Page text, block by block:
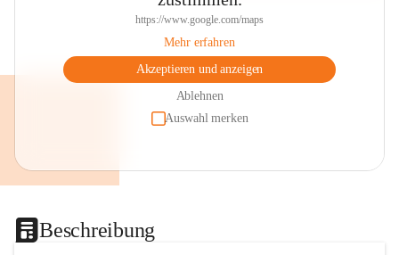
https://www.google.com/maps
Mehr erfahren
Akzeptieren und anzeigen
Ablehnen
Auswahl merken
Beschreibung